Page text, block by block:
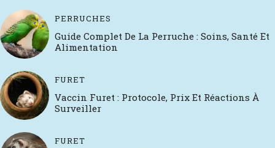
PERRUCHES
Guide Complet De La Perruche : Soins, Santé Et
Alimentation
FURET
Vaccin Furet : Protocole, Prix Et Réactions À
Surveiller
FURET